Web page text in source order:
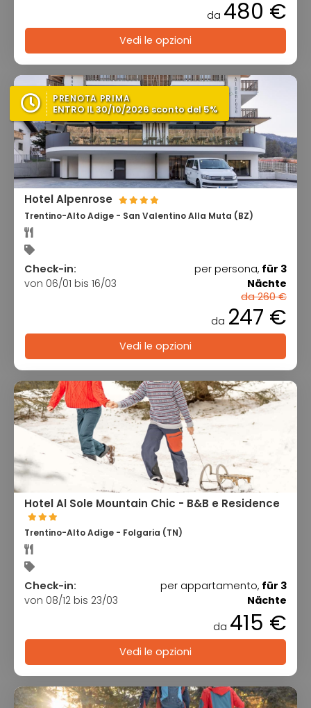
da 480 €
Vedi le opzioni
PRENOTA PRIMA
ENTRO IL 30/10/2026 sconto del 5%
Hotel Alpenrose
Trentino-Alto Adige - San Valentino Alla Muta (BZ)
Check-in:
von 06/01 bis 16/03
per persona, für 3
Nächte
da 260 €
da 247 €
Vedi le opzioni
Hotel Al Sole Mountain Chic - B&B e Residence
Trentino-Alto Adige - Folgaria (TN)
Check-in:
von 08/12 bis 23/03
per appartamento, für 3
Nächte
da 415 €
Vedi le opzioni